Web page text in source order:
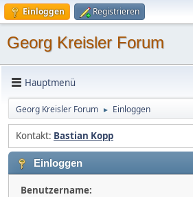
Einloggen Registrieren
Georg Kreisler Forum
Hauptmenü
Georg Kreisler Forum ► Einloggen
Kontakt: Bastian Kopp
Einloggen
Benutzername: